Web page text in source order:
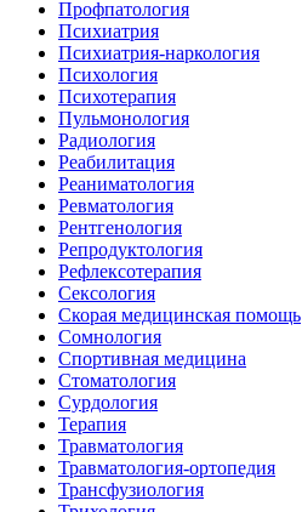
Профпатология
Психиатрия
Психиатрия-наркология
Психология
Психотерапия
Пульмонология
Радиология
Реабилитация
Реаниматология
Ревматология
Рентгенология
Репродуктология
Рефлексотерапия
Сексология
Скорая медицинская помощь
Сомнология
Спортивная медицина
Стоматология
Сурдология
Терапия
Травматология
Травматология-ортопедия
Трансфузиология